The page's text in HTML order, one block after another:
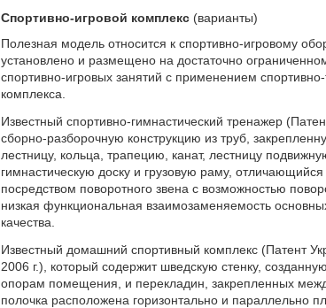
Спортивно-игровой комплекс(варианты)
Полезная модель относится к спортивно-игровому
установлено и размещено на достаточно
спортивно-игровых занятий с применением
комплекса.
Известный спортивно-гимнастический тренажер
сборно-разборочную конструкцию из труб,
лестницу, кольца, трапецию, канат, лестницу
гимнастическую доску и грузовую раму,
посредством поворотного звена с возможностью
низкая функциональная взаимозаменяемость
качества.
Известный домашний спортивный комплекс (Патент
2006 г.), который содержит шведскую стенку,
опорам помещения, и перекладин, закрепленных
полочка расположена горизонтально и параллельно